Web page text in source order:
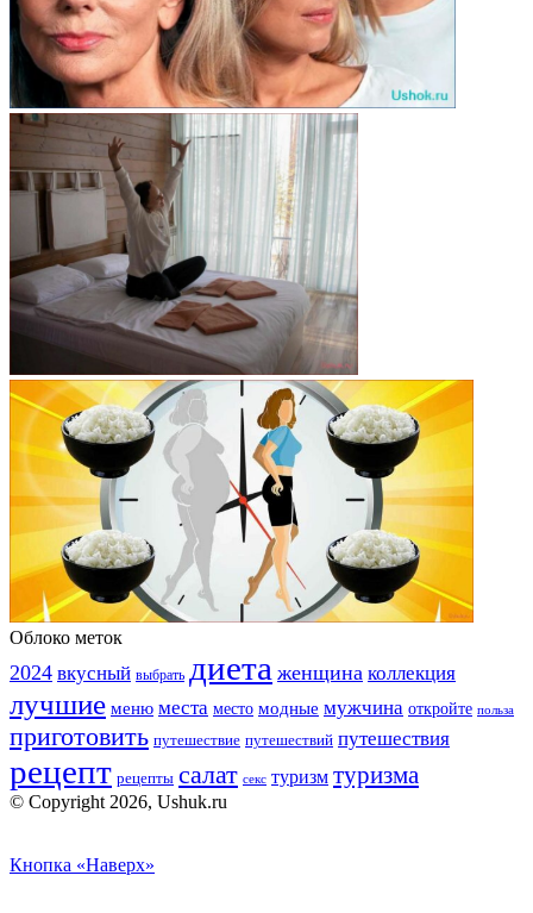
Облоко меток
2024 вкусный выбрать диета женщина коллекция
лучшие меню места место модные мужчина откройте польза
приготовить путешествие путешествий путешествия
рецепт рецепты салат секс туризм туризма
© Copyright 2026, Ushuk.ru
Кнопка «Наверх»